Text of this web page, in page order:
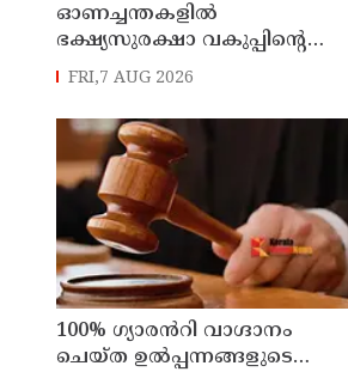
ഓണച്ചന്തകളിൽ
ഭക്ഷ്യസുരക്ഷാ വകുപ്പിന്റെ
കർശന നിരീക്ഷണം:
ലേബലില്ലാത്ത ഉപ്പേരിയും
സുരക്ഷിതമല്ലാത്ത പായസവും
പിടികൂടും
FRI,7 AUG 2026
100% ഗ്യാരൻറി വാഗ്ദാനം
ചെയ്ത ഉൽപ്പന്നങ്ങളുടെ